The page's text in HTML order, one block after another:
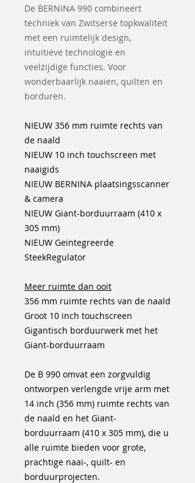
De BERNINA 990 combineert
techniek van Zwitserse topkwaliteit
met een ruimtelijk design,
intuïtieve technologie en
veelzijdige functies. Voor
wonderbaarlijk naaien, quilten en
borduren.
NIEUW 356 mm ruimte rechts van
de naald
NIEUW 10 inch touchscreen met
naaigids
NIEUW BERNINA plaatsingsscanner
& camera
NIEUW Giant-borduurraam (410 x
305 mm)
NIEUW Geïntegreerde
SteekRegulator
Meer ruimte dan ooit
356 mm ruimte rechts van de naald
Groot 10 inch touchscreen
Gigantisch borduurwerk met het
Giant-borduurraam
De B 990 omvat een zorgvuldig
ontworpen verlengde vrije arm met
14 inch (356 mm) ruimte rechts van
de naald en het Giant-
borduurraam (410 x 305 mm), die u
alle ruimte bieden voor grote,
prachtige naai-, quilt- en
borduurprojecten.